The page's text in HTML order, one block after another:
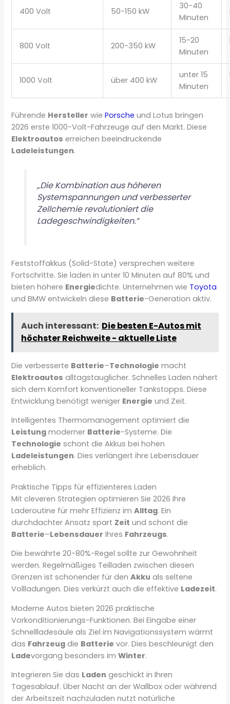
400 Volt 50-150 kW
30-40
Minuten
800 Volt 200-350 kW
15-20
Minuten
1000 Volt über 400 kW
unter 15
Minuten
Führende Hersteller wiePorsche und Lotus bringen
2026 erste 1000-Volt-Fahrzeuge auf den Markt. Diese
Elektroautos erreichen beeindruckende
Ladeleistungen.
„Die Kombination aus höheren
Systemspannungen und verbesserter
Zellchemie revolutioniert die
Ladegeschwindigkeiten.“
Feststoffakkus (Solid-State) versprechen weitere
Fortschritte. Sie laden in unter 10 Minuten auf 80% und
bieten höhere Energiedichte. Unternehmen wie Toyota
und BMW entwickeln diese Batterie-Generation aktiv.
Auch interessant: Die besten E-Autos mit
höchster Reichweite - aktuelle Liste
Die verbesserte Batterie–Technologie macht
Elektroautos alltagstauglicher. Schnelles Laden nähert
sich dem Komfort konventioneller Tankstopps. Diese
Entwicklung benötigt weniger Energie und Zeit.
Intelligentes Thermomanagement optimiert die
Leistung moderner Batterie-Systeme. Die
Technologie schont die Akkus bei hohen
Ladeleistungen. Dies verlängert ihre Lebensdauer
erheblich.
Praktische Tipps für effizienteres Laden
Mit cleveren Strategien optimieren Sie 2026 Ihre
Laderoutine für mehr Effizienz imAlltag. Ein
durchdachter Ansatz spart Zeit und schont die
Batterie–Lebensdauer Ihres Fahrzeugs.
Die bewährte 20-80%-Regel sollte zur Gewohnheit
werden. Regelmäßiges Teilladen zwischen diesen
Grenzen ist schonender für denAkku als seltene
Vollladungen. Dies verkürzt auch die effektive Ladezeit.
Moderne Autos bieten 2026 praktische
Vorkonditionierungs-Funktionen. Bei Eingabe einer
Schnellladesäule als Ziel im Navigationssystem wärmt
das Fahrzeug die Batterie vor. Dies beschleunigt den
Ladevorgang besonders imWinter.
Integrieren Sie das Laden geschickt in Ihren
Tagesablauf. Über Nacht an der Wallbox oder während
der Arbeitszeit nachzuladen nutzt natürliche